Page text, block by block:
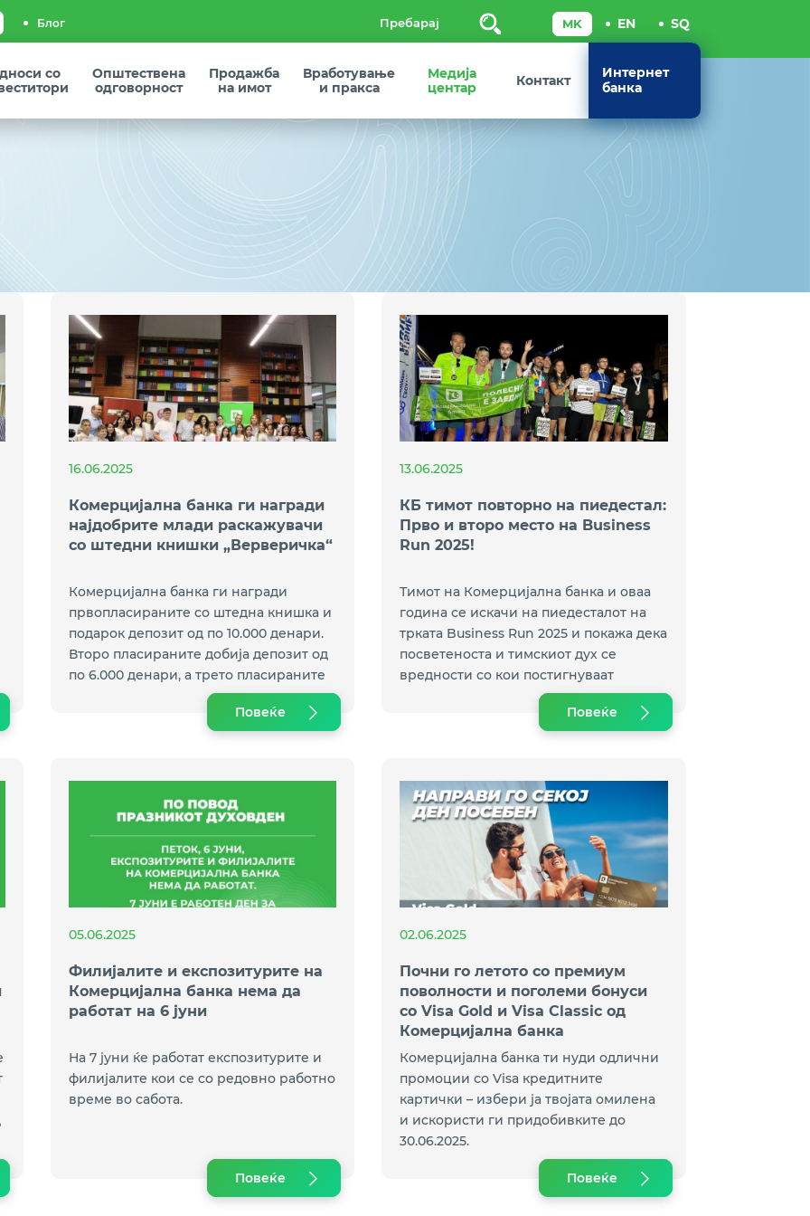
Блог Пребарај
со
Општествена
одговорност
Продажба
на имот
Вработување
и пракса
Медија
центар
Контакт
Интернет
банка
16.06.2025
Комерцијална банка ги награди
најдобрите млади раскажувачи
со штедни книшки „Верверичка“
Комерцијална банка ги награди
првопласираните со штедна книшка и
подарок депозит од по 10.000 денари.
Второ пласираните добија депозит од
по 6.000 денари, а трето пласираните
Повеќе
13.06.2025
КБ тимот повторно на пиедестал:
Прво и второ место на Business
Run 2025!
Тимот на Комерцијална банка и оваа
година се искачи на пиедесталот на
трката Business Run 2025 и покажа дека
посветеноста и тимскиот дух се
вредности со кои постигнуваат
Повеќе
05.06.2025
Филијалите и експозитурите на
Комерцијална банка нема да
работат на 6 јуни
На 7 јуни ќе работат експозитурите и
филијалите кои се со редовно работно
време во сабота.
Повеќе
02.06.2025
Почни го летото со премиум
поволности и поголеми бонуси
со Visa Gold и Visa Classic од
Комерцијална банка
Комерцијална банка ти нуди одлични
промоции со Visa кредитните
картички – избери ја твојата омилена
и искористи ги придобивките до
30.06.2025.
Повеќе